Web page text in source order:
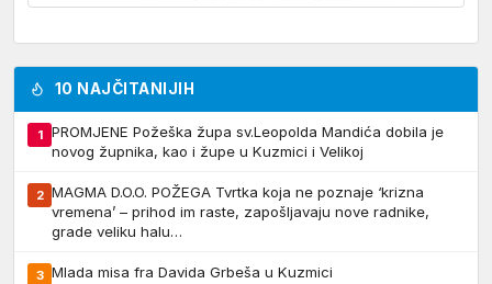
10 NAJČITANIJIH
1
PROMJENE Požeška župa sv.Leopolda Mandića dobila je
novog župnika, kao i župe u Kuzmici i Velikoj
2 MAGMA D.O.O. POŽEGA Tvrtka koja ne poznaje ‘krizna
vremena’ – prihod im raste, zapošljavaju nove radnike,
grade veliku halu…
3 Mlada misa fra Davida Grbeša u Kuzmici